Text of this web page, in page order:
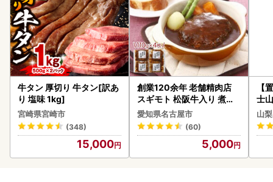
牛タン 厚切り 牛タン[訳あ
り 塩味 1kg]
宮崎県宮崎市
(348)
15,000
創業120余年 老舗精肉店
スギモト 松阪牛入り 煮込
み ハンバーグ 110g×4枚
惣菜 お取り寄せ グルメ ハ
ンバーグ 冷凍
愛知県名古屋市
(60)
5,000
【
士
山